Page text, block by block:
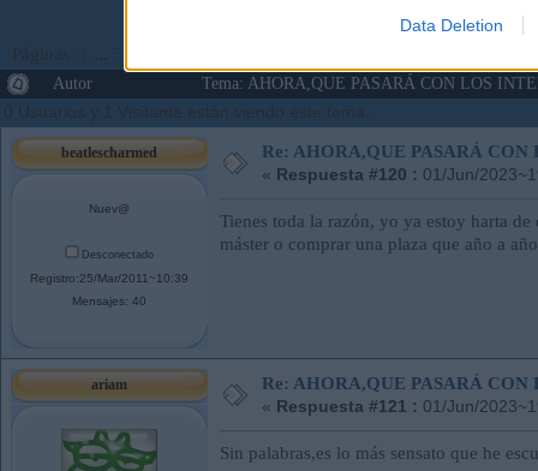
Data Deletion
Páginas: ...
Autor
Tema: AHORA,QUE PASARÁ CON LOS
0 Usuarios y 1 Visitante están viendo este tema.
beatlescharmed
Nuev@
Desconectado
Registro:25/Mar/2011~10:39
Mensajes: 40
Re: AHORA,QUE PASARÁ
« Respuesta #120 : 01/Jun/
Tienes toda la razón, yo ya estoy harta
máster o comprar una plaza que año a
ariam Re: AHORA,QUE PASARÁ
« Respuesta #121 : 01/Jun/
Sin palabras,es lo más sensato que he